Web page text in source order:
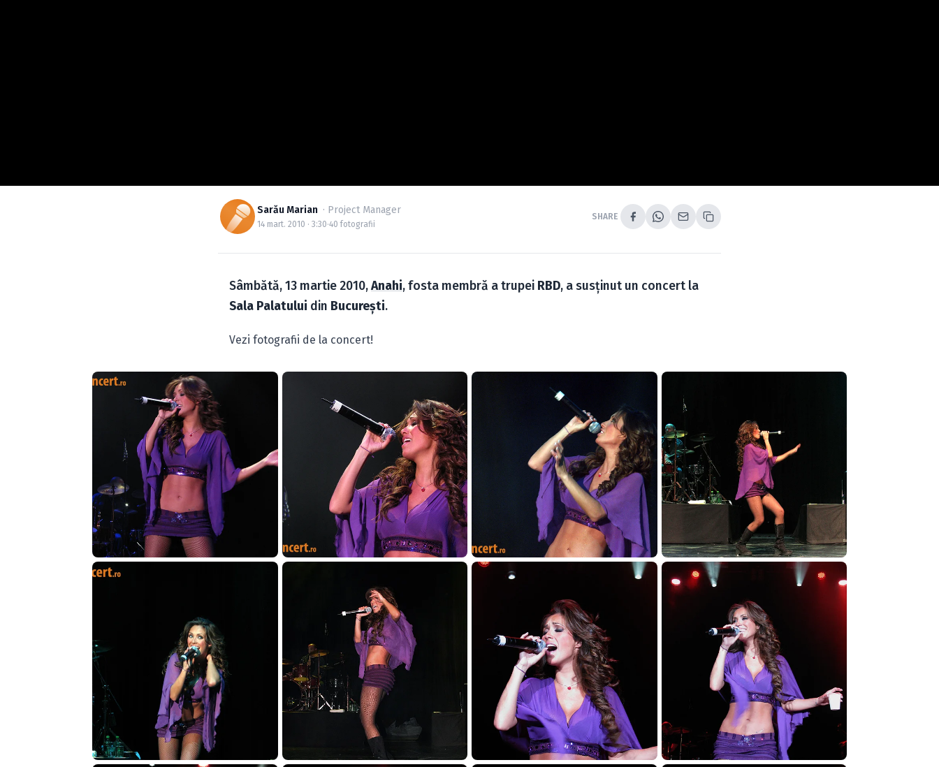
Sarău Marian · Project Manager
14 mart. 2010 · 3:30·40 fotografii
SHARE
Sâmbătă, 13 martie 2010,Anahi, fosta membră a trupei RBD, a susţinut un concert la
Sala Palatului din Bucureşti.
Vezi fotografii de la concert!